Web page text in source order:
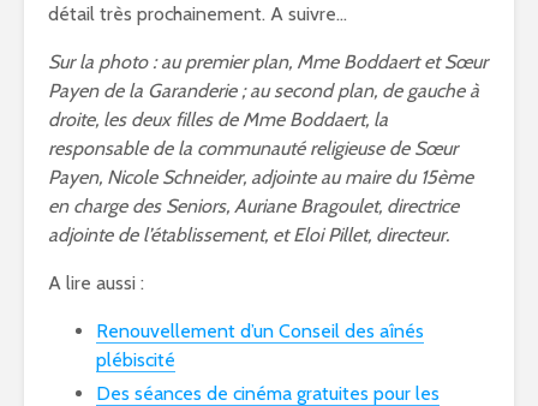
détail très prochainement. A suivre…
Sur la photo : au premier plan, Mme Boddaert et Sœur
Payen de la Garanderie ; au second plan, de gauche à
droite, les deux filles de Mme Boddaert, la
responsable de la communauté religieuse de Sœur
Payen, Nicole Schneider, adjointe au maire du 15ème
en charge des Seniors, Auriane Bragoulet, directrice
adjointe de l’établissement, et Eloi Pillet, directeur.
A lire aussi :
Renouvellement d’un Conseil des aînés
plébiscité
Des séances de cinéma gratuites pour les